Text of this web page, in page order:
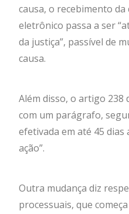
causa, o recebimento
eletrônico passa a ser
da justiça”, passível de
causa.
Além disso, o artigo 238
com um parágrafo,
efetivada em até 45
ação”.
Outra mudança diz
processuais, que